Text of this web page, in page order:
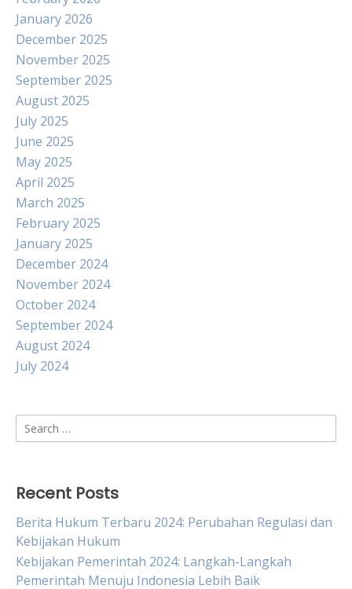
January 2026
December 2025
November 2025
September 2025
August 2025
July 2025
June 2025
May 2025
April 2025
March 2025
February 2025
January 2025
December 2024
November 2024
October 2024
September 2024
August 2024
July 2024
Search
for:
Recent Posts
Berita Hukum Terbaru 2024: Perubahan Regulasi dan
Kebijakan Hukum
Kebijakan Pemerintah 2024: Langkah-Langkah
Pemerintah Menuju Indonesia Lebih Baik